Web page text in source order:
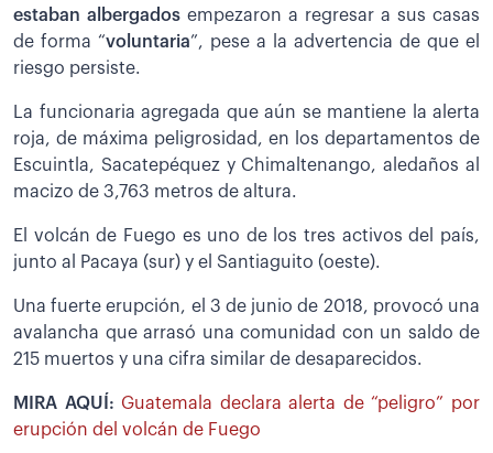
estaban albergados empezaron a regresar a sus casas
de forma “voluntaria”, pese a la advertencia de que el
riesgo persiste.
La funcionaria agregada que aún se mantiene la alerta
roja, de máxima peligrosidad, en los departamentos de
Escuintla, Sacatepéquez y Chimaltenango, aledaños al
macizo de 3,763 metros de altura.
El volcán de Fuego es uno de los tres activos del país,
junto al Pacaya (sur) y el Santiaguito (oeste).
Una fuerte erupción, el 3 de junio de 2018, provocó una
avalancha que arrasó una comunidad con un saldo de
215 muertos y una cifra similar de desaparecidos.
MIRA AQUÍ: Guatemala declara alerta de “peligro” por
erupción del volcán de Fuego